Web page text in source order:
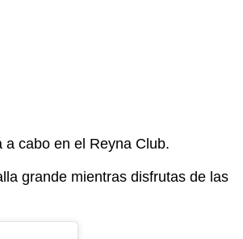
cabo en el Reyna Club.
grande mientras disfrutas de las